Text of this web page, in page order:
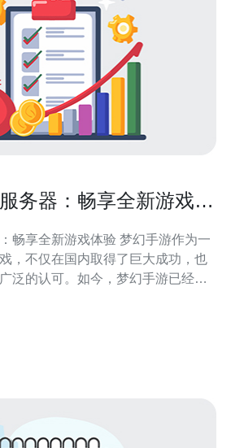
务器：畅享全新游戏体
游戏体验 梦幻手游作为一
，不仅在国内取得了巨大成功，也
泛的认可。如今，梦幻手游已经进
来